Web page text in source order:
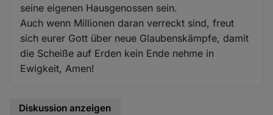
seine eigenen Hausgenossen sein.
Auch wenn Millionen daran verreckt sind, freut
sich eurer Gott über neue Glaubenskämpfe, damit
die Scheiße auf Erden kein Ende nehme in
Ewigkeit, Amen!
Diskussion anzeigen